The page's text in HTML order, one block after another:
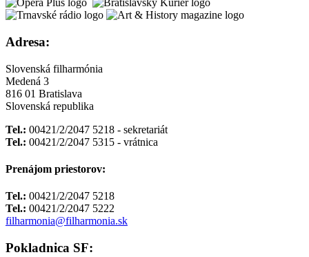
Adresa:
Slovenská filharmónia
Medená 3
816 01 Bratislava
Slovenská republika
Tel.: 00421/2/2047 5218 - sekretariát
Tel.: 00421/2/2047 5315 - vrátnica
Prenájom priestorov:
Tel.: 00421/2/2047 5218
Tel.: 00421/2/2047 5222
filharmonia@filharmonia.sk
Pokladnica SF: